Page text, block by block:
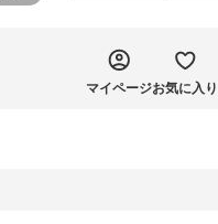
マイページお気に入り